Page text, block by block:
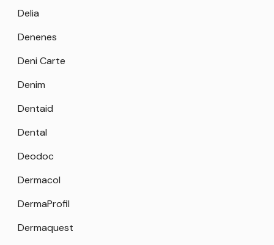
Delia
Denenes
Deni Carte
Denim
Dentaid
Dental
Deodoc
Dermacol
DermaProfil
Dermaquest